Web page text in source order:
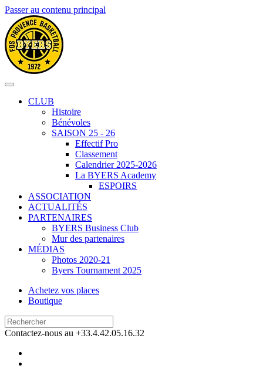
Passer au contenu principal
CLUB
Histoire
Bénévoles
SAISON 25 - 26
Effectif Pro
Classement
Calendrier 2025-2026
La BYERS Academy
ESPOIRS
ASSOCIATION
ACTUALITÉS
PARTENAIRES
BYERS Business Club
Mur des partenaires
MÉDIAS
Photos 2020-21
Byers Tournament 2025
Achetez vos places
Boutique
Contactez-nous au +33.4.42.05.16.32